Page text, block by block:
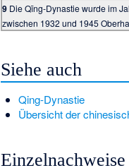
9 Die Qīng-Dynastie wurde im
zwischen 1932 und 1945
Siehe auch
Qing-Dynastie
Übersicht der
Einzelnachweise